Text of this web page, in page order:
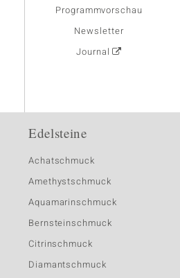
Programmvorschau
Newsletter
Journal
Edelsteine
Achatschmuck
Amethystschmuck
Aquamarinschmuck
Bernsteinschmuck
Citrinschmuck
Diamantschmuck